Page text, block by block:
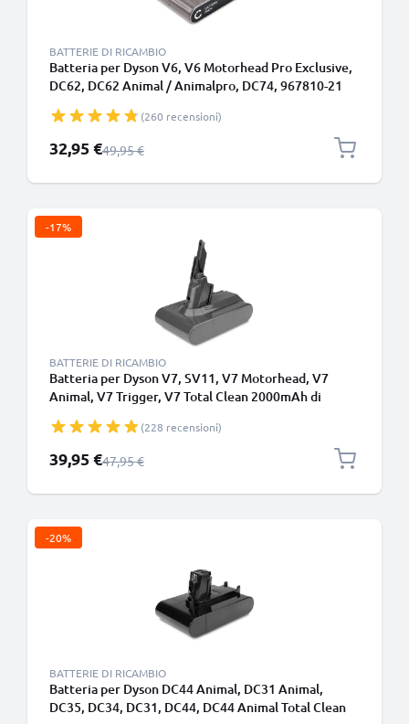
BATTERIE DI RICAMBIO
Batteria per Dyson V6, V6 Motorhead Pro Exclusive,
DC62, DC62 Animal / Animalpro, DC74, 967810-21
(260 recensioni)
Prezzo speciale
32,95 €Prezzo normale
49,95 €
-17%
BATTERIE DI RICAMBIO
Batteria per Dyson V7, SV11, V7 Motorhead, V7
Animal, V7 Trigger, V7 Total Clean 2000mAh di
(228 recensioni)
Prezzo speciale
39,95 €Prezzo normale
47,95 €
-20%
BATTERIE DI RICAMBIO
Batteria per Dyson DC44 Animal, DC31 Animal,
DC35, DC34, DC31, DC44, DC44 Animal Total Clean